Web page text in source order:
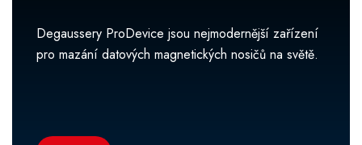
Degaussery ProDevice jsou nejmodernější zařízení
pro mazání datových magnetických nosičů na světě.